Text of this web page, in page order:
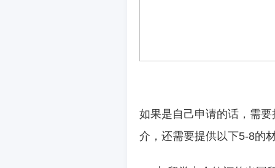
如果是自己申请的话，需要
介，还需要提供以下5-8的